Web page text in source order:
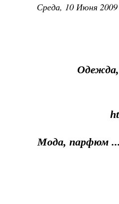
Среда, 10 Июня
Одежда,
Мода, парфюм